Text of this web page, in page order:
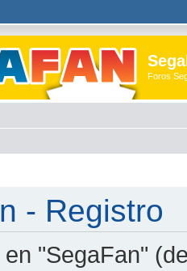
Foros
- Registro
"SegaFan"